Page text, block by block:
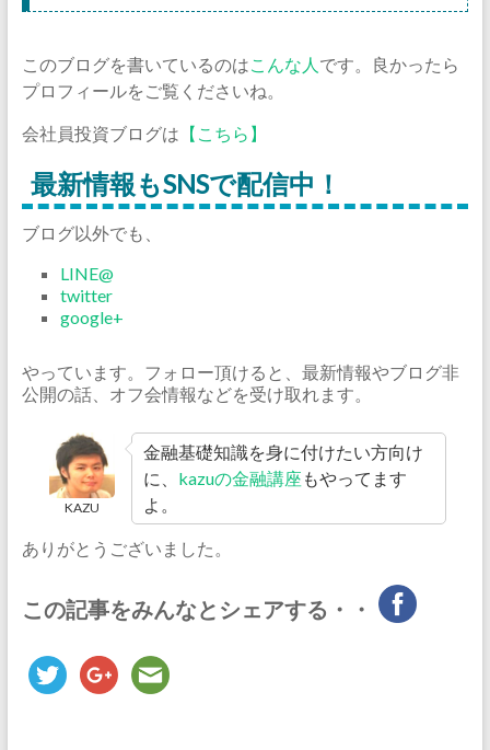
このブログを書いているのはこんな人 です。良かったら
プロフィールをご覧くださいね。
会社員投資ブログは 【こちら】
最新情報もSNSで配信中！
ブログ以外でも、
LINE@
twitter
google+
やっています。フォロー頂けると、最新情報やブログ非
公開の話、オフ会情報などを受け取れます。
KAZU
金融基礎知識を身に付けたい方向け
に、 kazuの金融講座 もやってます
よ。
ありがとうございました。
この記事をみんなとシェアする・・